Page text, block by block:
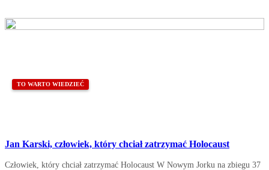
TO WARTO WIEDZIEĆ
Jan Karski, człowiek, który chciał zatrzymać Holocaust
Człowiek, który chciał zatrzymać Holocaust W Nowym Jorku na zbiegu 37